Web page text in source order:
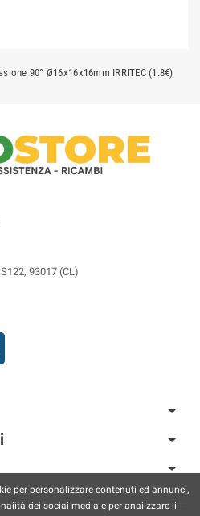
90° Ø16x16x16mm IRRITEC (1.8€)
93017 (CL)
per personalizzare contenuti ed annunci,
dei social media e per analizzare il